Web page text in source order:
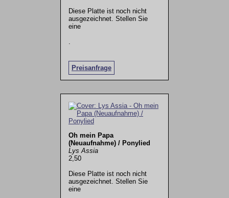
Diese Platte ist noch nicht
ausgezeichnet. Stellen Sie
eine
Preisanfrage
Oh mein Papa
(Neuaufnahme) / Ponylied
Lys Assia
2,50
Diese Platte ist noch nicht
ausgezeichnet. Stellen Sie
eine